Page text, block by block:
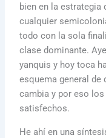
bien en la estrategia
cualquier
todo con la sola
clase dominante.
yanquis y hoy toca
esquema general
cambia y por eso
satisfechos.
He ahí en una